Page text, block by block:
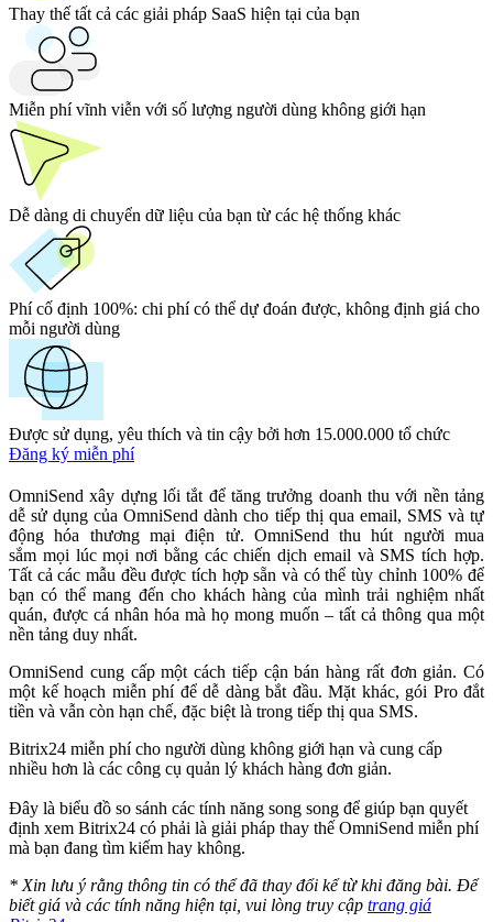
Thay thế tất cả các giải pháp SaaS hiện tại của bạn
Miễn phí vĩnh viễn với số lượng người dùng không giới hạn
Dễ dàng di chuyển dữ liệu của bạn từ các hệ thống khác
Phí cố định 100%: chi phí có thể dự đoán được, không định giá cho
mỗi người dùng
Được sử dụng, yêu thích và tin cậy bởi hơn 15.000.000 tổ chức
Đăng ký miễn phí
OmniSend xây dựng lối tắt để tăng trưởng doanh thu với nền tảng
dễ sử dụng của OmniSend dành cho tiếp thị qua email, SMS và tự
động hóa thương mại điện tử. OmniSend thu hút người mua
sắm mọi lúc mọi nơi bằng các chiến dịch email và SMS tích hợp.
Tất cả các mẫu đều được tích hợp sẵn và có thể tùy chỉnh 100% để
bạn có thể mang đến cho khách hàng của mình trải nghiệm nhất
quán, được cá nhân hóa mà họ mong muốn – tất cả thông qua một
nền tảng duy nhất.
OmniSend cung cấp một cách tiếp cận bán hàng rất đơn giản. Có
một kế hoạch miễn phí để dễ dàng bắt đầu. Mặt khác, gói Pro đắt
tiền và vẫn còn hạn chế, đặc biệt là trong tiếp thị qua SMS.
Bitrix24 miễn phí cho người dùng không giới hạn và cung cấp
nhiều hơn là các công cụ quản lý khách hàng đơn giản.
Đây là biểu đồ so sánh các tính năng song song để giúp bạn quyết
định xem Bitrix24 có phải là giải pháp thay thế OmniSend miễn phí
mà bạn đang tìm kiếm hay không.
* Xin lưu ý rằng thông tin có thể đã thay đổi kể từ khi đăng bài. Để
biết giá và các tính năng hiện tại, vui lòng truy cập trang giá